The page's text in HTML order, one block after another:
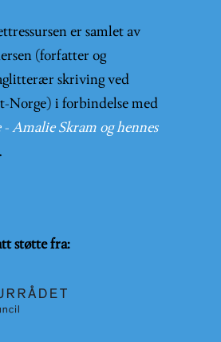
er samlet av
(forfatter og
skriving ved
Norge) i forbindelse med
Amalie Skram og hennes
støtte fra: